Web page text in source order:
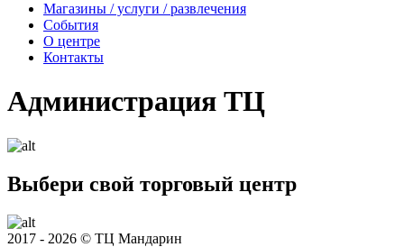
Магазины / услуги / развлечения
События
О центре
Контакты
Администрация ТЦ
Выбери свой торговый центр
2017 - 2026 © ТЦ Мандарин